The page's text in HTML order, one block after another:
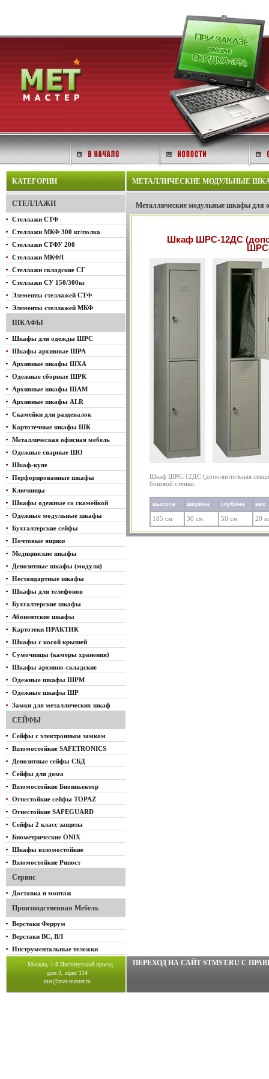
КАТЕГОРИИ
СТЕЛЛАЖИ
Стеллажи СТФ
Стеллажи МКФ 300 кг/полка
Стеллажи СТФУ 200
Стеллажи МКФЛ
Стеллажи складские СГ
Стеллажи СУ 150/300кг
Элементы стеллажей СТФ
Элементы стеллажей МКФ
ШКАФЫ
Шкафы для одежды ШРС
Шкафы архивные ШРА
Архивные шкафы ШХА
Одежные сборные ШРК
Архивные шкафы ШАМ
Архивные шкафы ALR
Скамейки для раздевалок
Картотечные шкафы ШК
Металлическая офисная мебель
Одежные сварные ШО
Шкаф-купе
Перфорированные шкафы
Ключницы
Шкафы одежные со скамейкой
Одежные модульные шкафы
Бухгалтерские сейфы
Почтовые ящики
Медицинские шкафы
Депозитные шкафы (модули)
Нестандартные шкафы
Шкафы для телефонов
Бухгалтерские шкафы
Абонентские шкафы
Картотеки ПРАКТИК
Шкафы с косой крышей
Сумочницы (камеры хранения)
Шкафы архивно-складские
Одежные шкафы ШРМ
Одежные шкафы ШР
Замки для металлических шкаф
СЕЙФЫ
Сейфы с электронным замком
Взломостойкие SAFETRONICS
Депозитные сейфы СБД
Сейфы для дома
Взломостойкие Биоиньектор
Огнестойкие сейфы TOPAZ
Огнестойкие SAFEGUARD
Сейфы 2 класс защиты
Биометрические ONIX
Шкафы взломостойкие
Взломостойкие Рипост
Сервис
Доставка и монтаж
Производственная Мебель
Верстаки Феррум
Верстаки ВС, ВЛ
Инструментальные тележки
МЕТАЛЛИЧЕСКИЕ МОДУЛЬНЫЕ
Металлические модульные шкафы для
Шкаф ШРС-12ДС
Шкаф ШРС-12ДС (дополнительная
боковой стенки.
высота ширина глубина вес
185 см 30 см 50 см 20
Москва, 1-й Институтский проезд
дом 3, офис 114
met@met-master.ru
ПЕРЕХОД НА САЙТ STMST.RU C